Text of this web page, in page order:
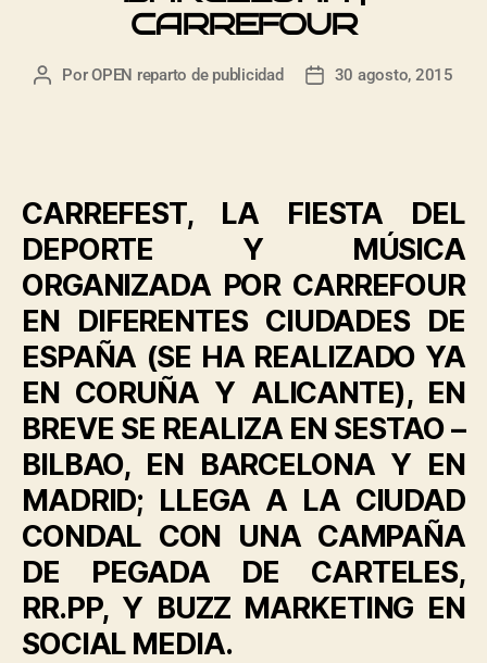
CARREFOUR
PorOPEN reparto de publicidad 30 agosto, 2015
CARREFEST, LA FIESTA DEL
DEPORTE Y MÚSICA
ORGANIZADA POR CARREFOUR
EN DIFERENTES CIUDADES DE
ESPAÑA (SE HA REALIZADO YA
EN CORUÑA Y ALICANTE), EN
BREVE SE REALIZA EN SESTAO –
BILBAO, EN BARCELONA Y EN
MADRID; LLEGA A LA CIUDAD
CONDAL CON UNA CAMPAÑA
DE PEGADA DE CARTELES,
RR.PP, Y BUZZ MARKETING EN
SOCIAL MEDIA.